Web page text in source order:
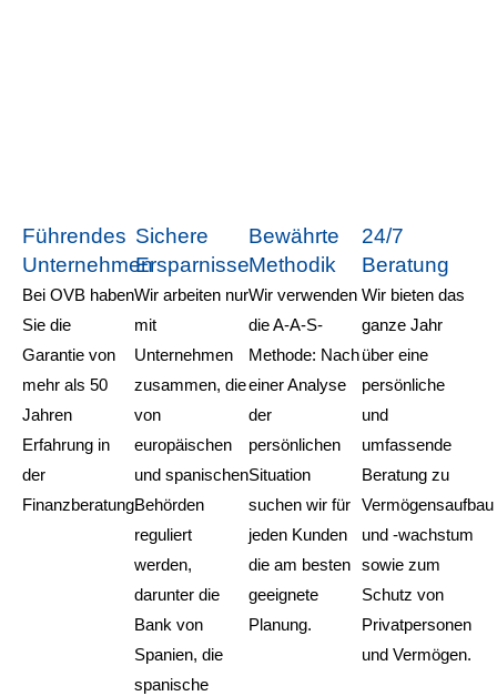
Führendes
Unternehmen
Bei OVB haben
Sie die
Garantie von
mehr als 50
Jahren
Erfahrung in
der
Finanzberatung.
Sichere
Ersparnisse
Wir arbeiten nur
mit
Unternehmen
zusammen, die
von
europäischen
und spanischen
Behörden
reguliert
werden,
darunter die
Bank von
Spanien, die
spanische
Bewährte
Methodik
Wir verwenden
die A-A-S-
Methode: Nach
einer Analyse
der
persönlichen
Situation
suchen wir für
jeden Kunden
die am besten
geeignete
Planung.
24/7
Beratung
Wir bieten das
ganze Jahr
über eine
persönliche
und
umfassende
Beratung zu
Vermögensaufbau
und -wachstum
sowie zum
Schutz von
Privatpersonen
und Vermögen.